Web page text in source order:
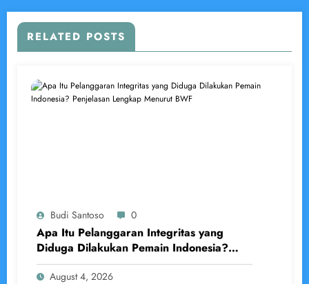
RELATED POSTS
Budi Santoso 0
Apa Itu Pelanggaran Integritas yang
Diduga Dilakukan Pemain Indonesia?
Penjelasan Lengkap Menurut BWF
August 4, 2026